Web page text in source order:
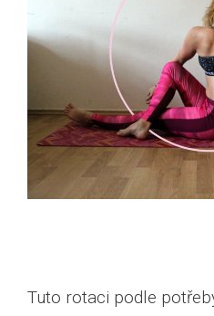
Tuto rotaci podle